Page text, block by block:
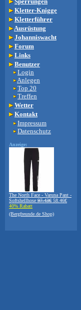
Kletter-Knigge
Kletterführer
Ausrüstung
Johanniswacht
Forum
Links
Benutzer
Login
Anlegen
Top 20
Treffen
Wetter
Kontakt
Impressum
Datenschutz
Anzeige:
The North Face - Varuna Pant -
Softshellhose 97.43€ 58.46€
40% Rabatt
(Bergfreunde.de Shop)